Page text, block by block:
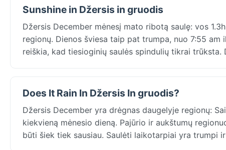
Sunshine in Džersis in gruodis
Džersis December mėnesį mato ribotą saulę: vos
regionų. Dienos šviesa taip pat trumpa, nuo 7:55
reiškia, kad tiesioginių saulės spindulių tikrai
Does It Rain In Džersis In gruodis?
Džersis December yra drėgnas daugelyje regionų:
kiekvieną mėnesio dieną. Pajūrio ir aukštumų
būti šiek tiek sausiau. Saulėti laikotarpiai yra trumpi